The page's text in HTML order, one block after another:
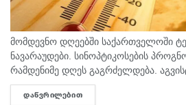
მომდევნო დღეებში საქართველოში
ნავარაუდები. სინოპტიკოსების
რამდენიმე დღეს გაგრძელდება.
ტემპერატურა 40 გრადუსს მიაღწევს.
თვეში შესაძლოა 35-40 გრადუსს
ᲓᲐᲬᲕᲠᲘᲚᲔᲑᲘᲗ